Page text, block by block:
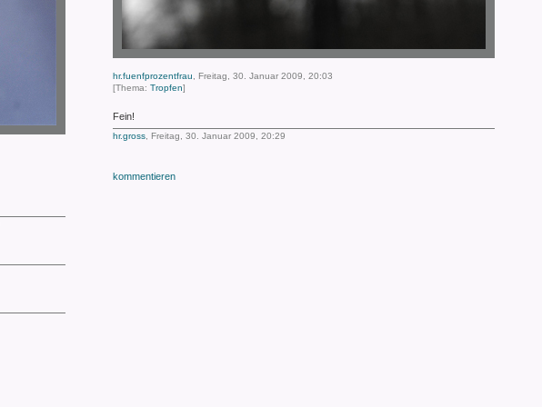
hr.fuenfprozentfrau , Freitag, 30. Januar 2009, 20:03
[Thema: Tropfen]
Fein!
hr.gross , Freitag, 30. Januar 2009, 20:29
kommentieren